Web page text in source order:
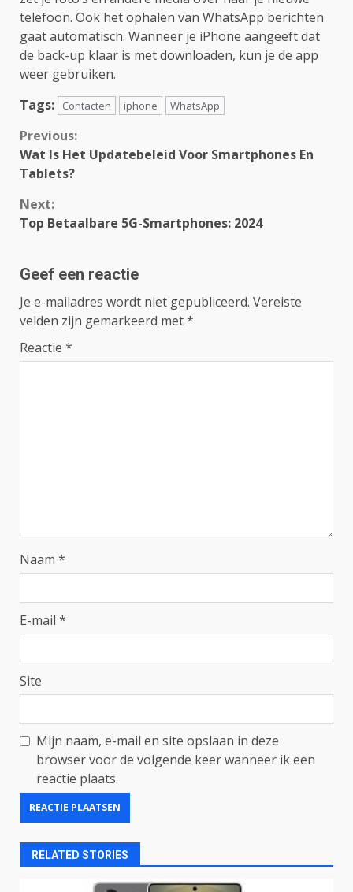
telefoon. Ook het ophalen van WhatsApp berichten
gaat automatisch. Wanneer je iPhone aangeeft dat
de back-up klaar is met downloaden, kun je de app
weer gebruiken.
Tags:
Contacten iphone WhatsApp
Continue
Reading
Previous:
Wat Is Het Updatebeleid Voor Smartphones En
Tablets?
Next:
Top Betaalbare 5G-Smartphones: 2024
Geef een reactie
Je e-mailadres wordt niet gepubliceerd. Vereiste
velden zijn gemarkeerd met*
Reactie *
Naam *
E-mail *
Site
Mijn naam, e-mail en site opslaan in deze
browser voor de volgende keer wanneer ik een
reactie plaats.
RELATED STORIES